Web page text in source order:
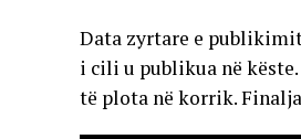
Data zyrtare e publikimit
i cili u publikua në
të plota në korrik.